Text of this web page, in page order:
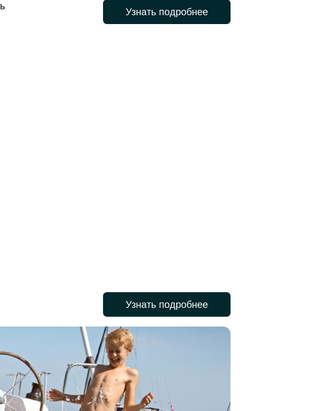
Узнать подробнее
Узнать подробнее